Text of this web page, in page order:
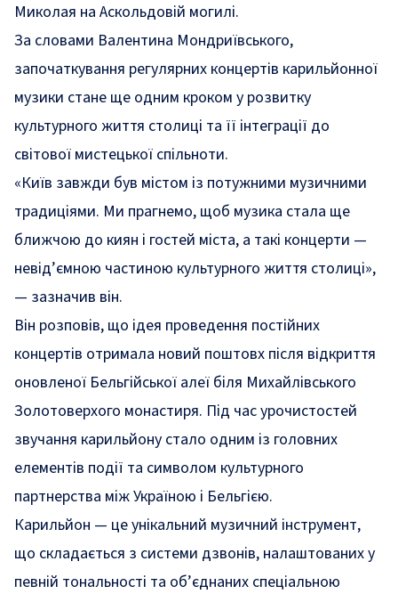
Миколая на Аскольдовій могилі.
За словами Валентина Мондриївського,
започаткування регулярних концертів карильйонної
музики стане ще одним кроком у розвитку
культурного життя столиці та її інтеграції до
світової мистецької спільноти.
«Київ завжди був містом із потужними музичними
традиціями. Ми прагнемо, щоб музика стала ще
ближчою до киян і гостей міста, а такі концерти —
невід’ємною частиною культурного життя столиці»,
— зазначив він.
Він розповів, що ідея проведення постійних
концертів отримала новий поштовх після відкриття
оновленої Бельгійської алеї біля Михайлівського
Золотоверхого монастиря. Під час урочистостей
звучання карильйону стало одним із головних
елементів події та символом культурного
партнерства між Україною і Бельгією.
Карильйон — це унікальний музичний інструмент,
що складається з системи дзвонів, налаштованих у
певній тональності та об’єднаних спеціальною